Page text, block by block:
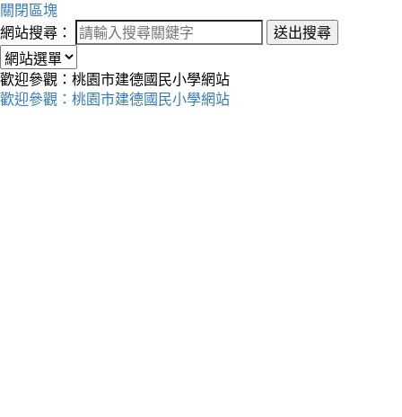
關閉區塊
網站搜尋：
送出搜尋
歡迎參觀：桃園市建德國民小學網站
歡迎參觀：桃園市建德國民小學網站